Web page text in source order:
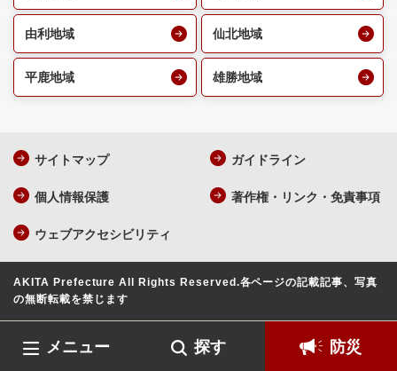
メニュー 探す 防災
由利地域 仙北地域
平鹿地域 雄勝地域
サイトマップ ガイドライン
個人情報保護 著作権・リンク・免責事項
ウェブアクセシビリティ
AKITA Prefecture All Rights Reserved.各ページの記載記事、写真
の無断転載を禁じます